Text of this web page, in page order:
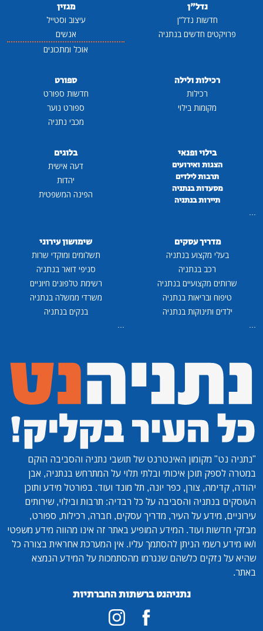
נדל"ן
חדשות נדל"ן
פרויקטים חדשים בנתניה
מגזין
עיצוב וסטייל
אנשים
אוכל ומתכונים
רכילות ולילה
רכילות
מקומות בילוי
ספורט
חדשות ספורט
ספורט נוער
מכבי נתניה
בילוי ופנאי
הצגות ואירועים
תרבות לילדים
מסעדות בנתניה
תיירות בנתניה
...
בלוגים
דעה אישית
יהדות
הפינה המשפטית
מדריך עסקים
בעלי מקצוע בנתניה
רכב בנתניה
שרותים מקצועיים בנתניה
טיפוח ובריאות בנתניה
ילדים ותינוקות בנתניה
...
שימושון עירוני
תשלומים ומוקדי שרות
סניפי דואר בנתניה
רשימת טלפונים חיוניים
משרדי ממשלה בנתניה
בנקים בנתניה
...
"נתניה נט" מקומון האינטרנט של תושבי נתניה והסביבה הוקם
במטרה לספק תוכן איכותי ובלתי תלוי על המתרחש בנתניה, אבן
יהודה, קדימה, צורן, כפר יונה, תל מונד ועוד. בפורטל מידע ותוכן
העוסקים בנתניה והסביבה על כל רבדיה: תרבות ובילוי, שירותים
עירוניים, מידע על העיר, מדריך עסקים, חברה, רכילות, ספורט,
מבזקי חדשות ועוד. המידע המופיע באתר זה אינו מהווה מידע משפטי
ו/או מידע רשמי הניתן להסתמך עליו. אין המערכת אחראית בצורה כל
שהיא על נזקים כלשהם שנגרמו מהסתמכות על המידע הנמצא
באתר.
נתניהנט ברשתות החברתיות